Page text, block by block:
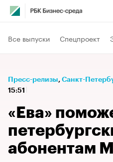
Все выпуски Спецпроект
Пресс-релизы⁠, Санкт-
15:51
«Ева»
абонентам